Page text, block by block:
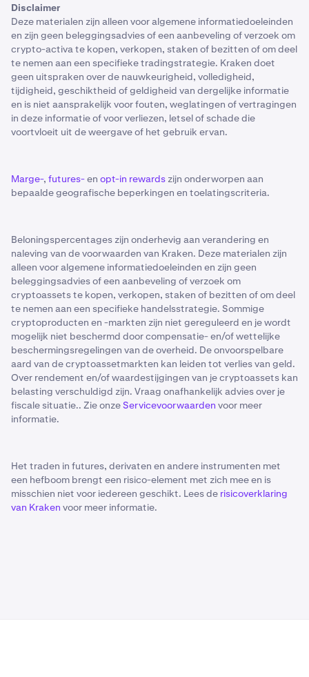
Disclaimer
Deze materialen zijn alleen voor algemene informatiedoeleinden
en zijn geen beleggingsadvies of een aanbeveling of verzoek om
crypto-activa te kopen, verkopen, staken of bezitten of om deel
te nemen aan een specifieke tradingstrategie. Kraken doet
geen uitspraken over de nauwkeurigheid, volledigheid,
tijdigheid, geschiktheid of geldigheid van dergelijke informatie
en is niet aansprakelijk voor fouten, weglatingen of vertragingen
in deze informatie of voor verliezen, letsel of schade die
voortvloeit uit de weergave of het gebruik ervan.
Marge-, futures-en opt-in rewards zijn onderworpen aan
bepaalde geografische beperkingen en toelatingscriteria.
Beloningspercentages zijn onderhevig aan verandering en
naleving van de voorwaarden van Kraken. Deze materialen zijn
alleen voor algemene informatiedoeleinden en zijn geen
beleggingsadvies of een aanbeveling of verzoek om
cryptoassets te kopen, verkopen, staken of bezitten of om deel
te nemen aan een specifieke handelsstrategie. Sommige
cryptoproducten en -markten zijn niet gereguleerd en je wordt
mogelijk niet beschermd door compensatie- en/of wettelijke
beschermingsregelingen van de overheid. De onvoorspelbare
aard van de cryptoassetmarkten kan leiden tot verlies van geld.
Over rendement en/of waardestijgingen van je cryptoassets kan
belasting verschuldigd zijn. Vraag onafhankelijk advies over je
fiscale situatie.. Zie onzeServicevoorwaarden voor meer
informatie.
Het traden in futures, derivaten en andere instrumenten met
een hefboom brengt een risico-element met zich mee en is
misschien niet voor iedereen geschikt. Lees de risicoverklaring
van Kraken voor meer informatie.